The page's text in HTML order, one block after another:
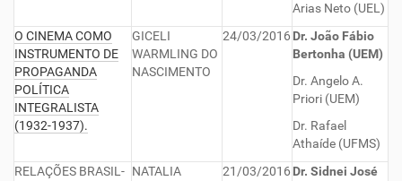
Arias Neto (UEL)
O CINEMA COMO
INSTRUMENTO DE
PROPAGANDA
POLÍTICA
INTEGRALISTA
(1932-1937).
GICELI
WARMLING DO
NASCIMENTO
24/03/2016 Dr. João Fábio
Bertonha (UEM)
Dr. Angelo A.
Priori (UEM)
Dr. Rafael
Athaíde (UFMS)
RELAÇÕES BRASIL- NATALIA
21/03/2016 Dr. Sidnei José